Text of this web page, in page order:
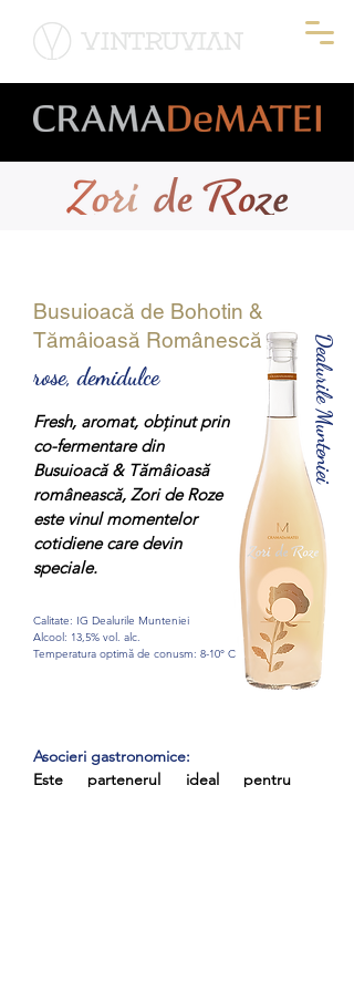
Busuioacă de Bohotin &
Tămâioasă Românescă
rose, demidulce
Calitate: IG Dealurile Munteniei
Alcool: 13,5% vol. alc.
Temperatura optimă de conusm: 8-10° C
Fresh, aromat, obţinut prin
co-fermentare din
Busuioacă & Tămâioasă
românească, Zori de Roze
este vinul momentelor
cotidiene care devin
speciale.
Asocieri gastronomice:
Este partenerul ideal pentru
Dealurile Munteniei